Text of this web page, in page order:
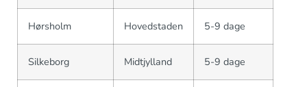
Hørsholm Hovedstaden 5-9 dage
Silkeborg Midtjylland 5-9 dage